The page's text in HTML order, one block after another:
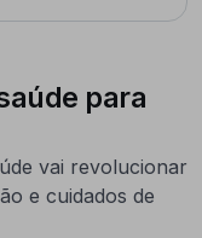
para
vai revolucionar
e cuidados de